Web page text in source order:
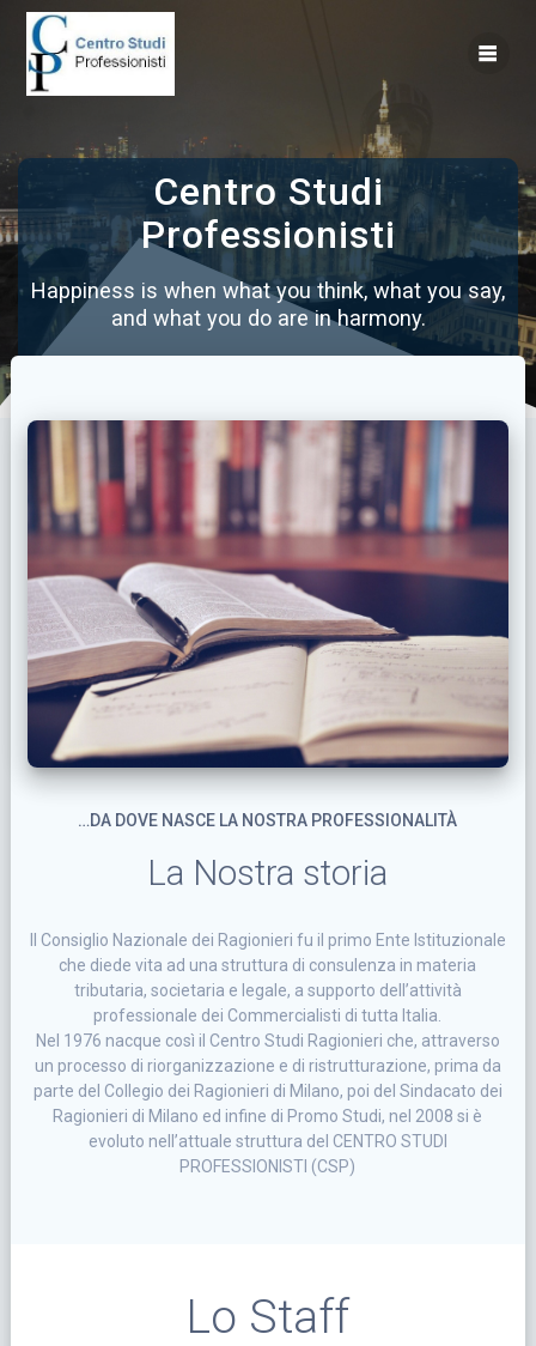
Centro Studi
Professionisti
Happiness is when what you think, what you say,
and what you do are in harmony.
…DA DOVE NASCE LA NOSTRA PROFESSIONALITÀ
La Nostra storia
Il Consiglio Nazionale dei Ragionieri fu il primo Ente Istituzionale
che diede vita ad una struttura di consulenza in materia
tributaria, societaria e legale, a supporto dell’attività
professionale dei Commercialisti di tutta Italia.
Nel 1976 nacque così il Centro Studi Ragionieri che, attraverso
un processo di riorganizzazione e di ristrutturazione, prima da
parte del Collegio dei Ragionieri di Milano, poi del Sindacato dei
Ragionieri di Milano ed infine di Promo Studi, nel 2008 si è
evoluto nell’attuale struttura del CENTRO STUDI
PROFESSIONISTI (CSP)
Lo Staff